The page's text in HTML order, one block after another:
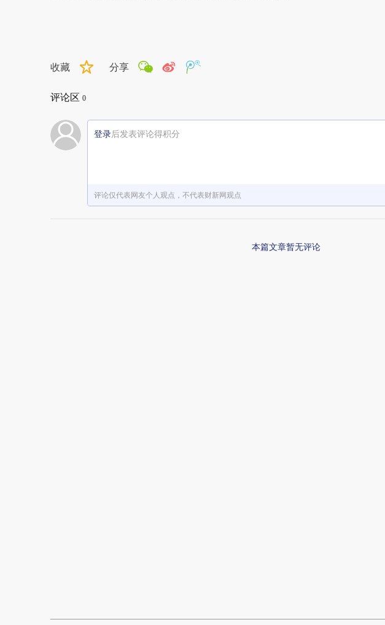
收藏 分享
评论区 0
登录后发表评论得积分
评论仅代表网友个人观点，不代表财新网观点
本篇文章暂无评论